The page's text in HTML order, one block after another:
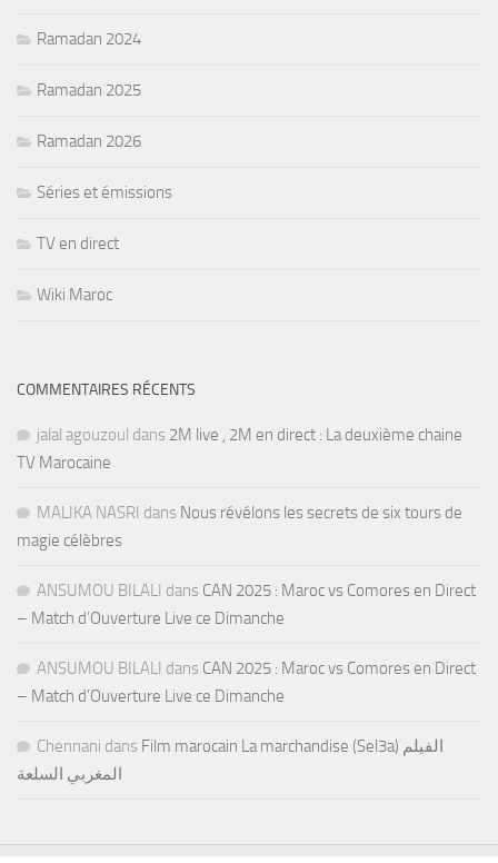
Ramadan 2024
Ramadan 2025
Ramadan 2026
Séries et émissions
TV en direct
Wiki Maroc
COMMENTAIRES RÉCENTS
jalal agouzoul dans 2M live , 2M en direct : La deuxième chaine
TV Marocaine
MALIKA NASRI dans Nous révélons les secrets de six tours de
magie célèbres
ANSUMOU BILALI dans CAN 2025 : Maroc vs Comores en Direct
– Match d’Ouverture Live ce Dimanche
ANSUMOU BILALI dans CAN 2025 : Maroc vs Comores en Direct
– Match d’Ouverture Live ce Dimanche
Chennani dans Film marocain La marchandise (Sel3a) الفيلم
المغربي السلعة